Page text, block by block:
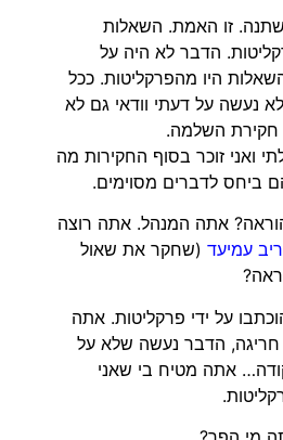
זו האמת. השאלות
הדבר לא היה על
היו מהפרקליטות. ככל
נעשה על דעתי וודאי גם לא
חקירת השלמה.
ואני זוכר בסוף החקירות מה
ביחס לדברים מסוימים.
אתה המנהל. אתה רוצה
עמיעד (שחקר את שאול
על ידי פרקליטות. אתה
הדבר נעשה שלא על
אתה מטיח בי שאני